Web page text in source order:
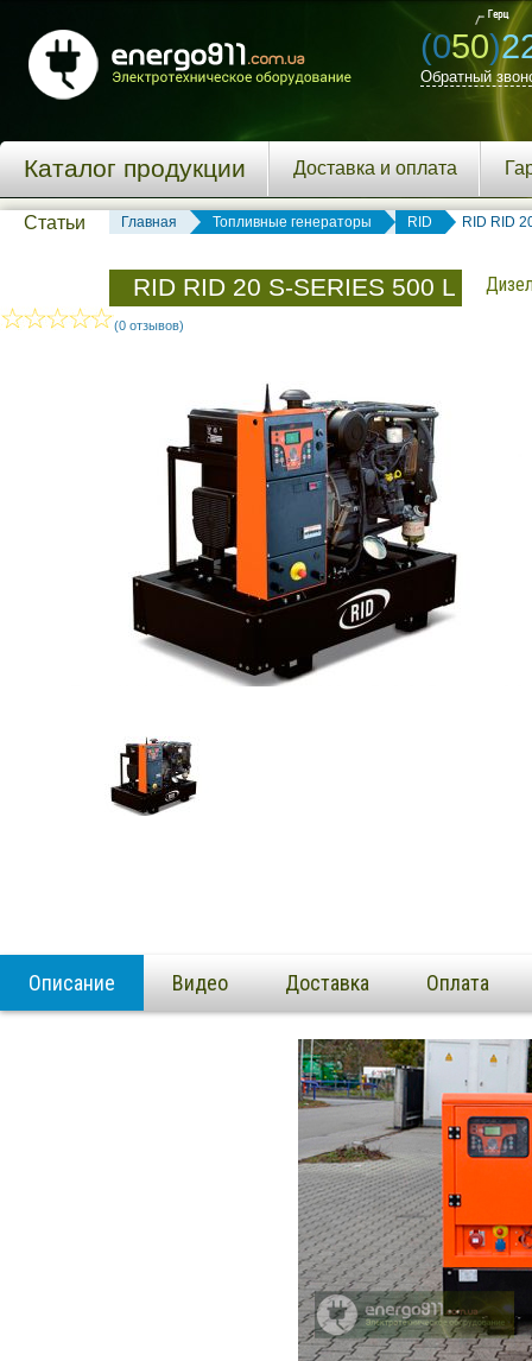
(050)
Обратный
Каталог продукции Доставка и оплата
Статьи Главная Топливные генераторы RID RID RID
RID RID 20 S-SERIES 500 L
(0 отзывов)
Описание Видео Доставка Оплата